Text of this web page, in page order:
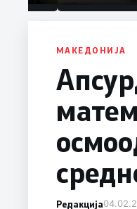
МАКЕДОНИЈА
Редакција